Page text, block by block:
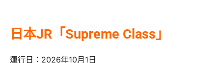
日本JR「Supreme Class」
運行日：2026年10月1日